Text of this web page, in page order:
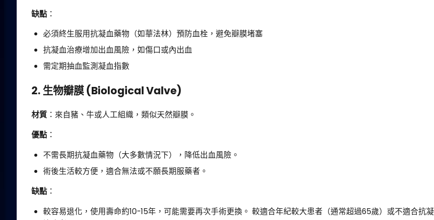
缺點 ：
必須終生服用抗凝血藥物（如華法林）預防血栓，避免瓣膜堵塞
抗凝血治療增加出血風險，如傷口或內出血
需定期抽血監測凝血指數
2. 生物瓣膜 (Biological Valve)
材質 ：來自豬、牛或人工組織，類似天然瓣膜。
優點 ：
不需長期抗凝血藥物（大多數情況下），降低出血風險。
術後生活較方便，適合無法或不願長期服藥者。
缺點 ：
較容易退化，使用壽命約10-15年，可能需要再次手術更換。 較適合年紀較大患者（通常超過65歲）或不適合抗凝